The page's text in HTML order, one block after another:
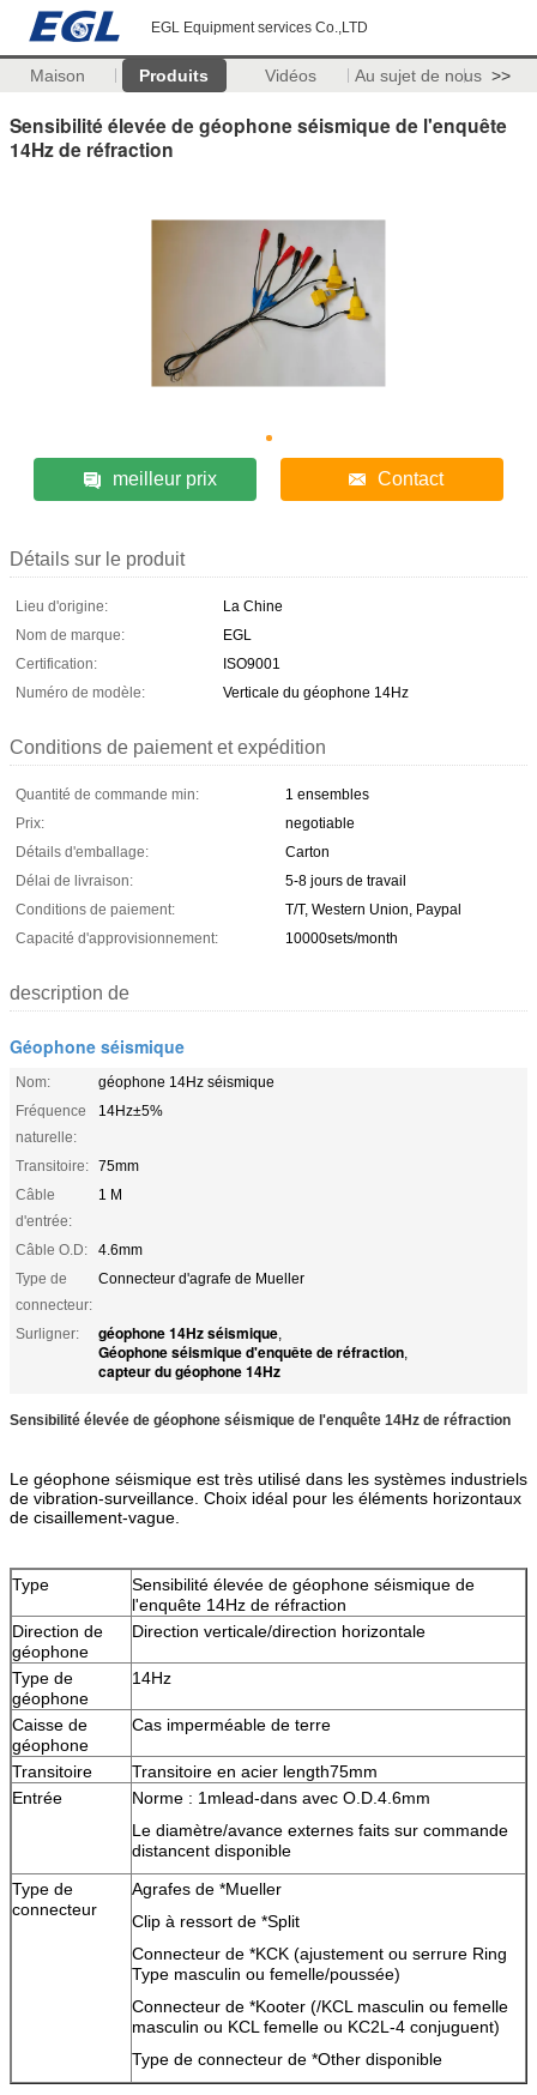
EGL Equipment services Co.,LTD
Maison Produits Vidéos Au sujet de nous >>
Sensibilité élevée de géophone séismique de l'enquête
14Hz de réfraction
meilleur prix Contact
Détails sur le produit
Lieu d'origine:
La Chine
Nom de marque:
EGL
Certification:
ISO9001
Numéro de modèle:
Verticale du géophone 14Hz
Conditions de paiement et expédition
Quantité de commande min:
1 ensembles
Prix:
negotiable
Détails d'emballage:
Carton
Délai de livraison:
5-8 jours de travail
Conditions de paiement:
T/T, Western Union, Paypal
Capacité d'approvisionnement:
10000sets/month
description de
Géophone séismique
Nom:
géophone 14Hz séismique
Fréquence
naturelle:
14Hz±5%
Transitoire: 75mm
Câble
d'entrée:
1 M
Câble O.D:
4.6mm
Type de
connecteur:
Connecteur d'agrafe de Mueller
Surligner: géophone 14Hz séismique,
Géophone séismique d'enquête de réfraction,
capteur du géophone 14Hz
Sensibilité élevée de géophone séismique de l'enquête 14Hz de réfraction
Le géophone séismique est très utilisé dans les systèmes industriels
de vibration-surveillance. Choix idéal pour les éléments horizontaux
de cisaillement-vague.
Type
Sensibilité élevée de géophone séismique de
l'enquête 14Hz de réfraction
Direction de
géophone
Direction verticale/direction horizontale
Type de
géophone
14Hz
Caisse de
géophone
Cas imperméable de terre
Transitoire
Transitoire en acier length75mm
Entrée
Norme : 1mlead-dans avec O.D.4.6mm
Le diamètre/avance externes faits sur commande
distancent disponible
Type de
connecteur
Agrafes de *Mueller
Clip à ressort de *Split
Connecteur de *KCK (ajustement ou serrure Ring
Type masculin ou femelle/poussée)
Connecteur de *Kooter (/KCL masculin ou femelle
masculin ou KCL femelle ou KC2L-4 conjuguent)
Type de connecteur de *Other disponible